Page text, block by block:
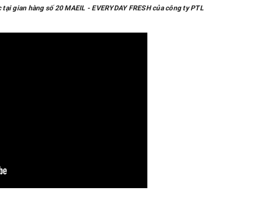
gian hàng số 20 MAEIL - EVERYDAY FRESH của công ty PTL